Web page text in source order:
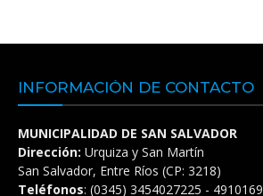
INFORMACIÓN DE CONTACTO
MUNICIPALIDAD DE SAN SALVADOR
Dirección: Urquiza y San Martín
San Salvador, Entre Ríos (CP: 3218)
Teléfonos: (0345) 3454027225 - 4910169